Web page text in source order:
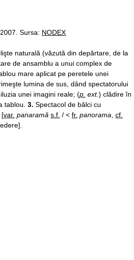
Sursa: NODEX
naturală (văzută din depărtare, de la
de ansamblu a unui complex de
mare aplicat pe peretele unei
lumina de sus, dând spectatorului
unei imagini reale; (p. ext.) clădire în
tablou. 3. Spectacol de bâlci cu
[var. panaramă s.f. / < fr. panorama cf.